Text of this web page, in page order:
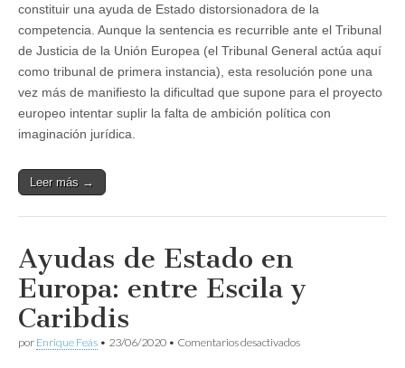
constituir una ayuda de Estado distorsionadora de la
competencia. Aunque la sentencia es recurrible ante el Tribunal
de Justicia de la Unión Europea (el Tribunal General actúa aquí
como tribunal de primera instancia), esta resolución pone una
vez más de manifiesto la dificultad que supone para el proyecto
europeo intentar suplir la falta de ambición política con
imaginación jurídica.
Leer más →
Ayudas de Estado en
Europa: entre Escila y
Caribdis
por Enrique Feás • 23/06/2020 • Comentarios desactivadosen